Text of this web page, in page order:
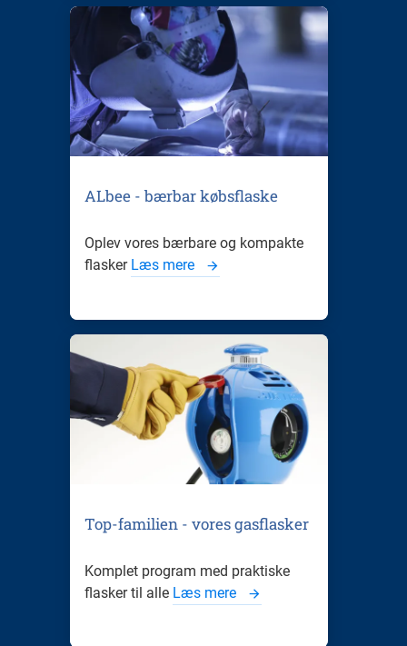
ALbee - bærbar købsflaske
Oplev vores bærbare og kompakte
flasker Læs mere
Top-familien - vores gasflasker
Komplet program med praktiske
flasker til alle Læs mere